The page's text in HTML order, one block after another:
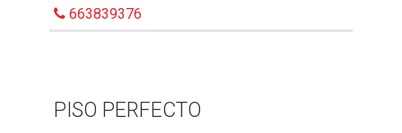
663839376
PISO PERFECTO